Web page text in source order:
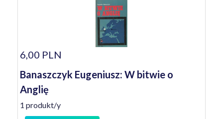
6,00 PLN
Banaszczyk Eugeniusz: W bitwie o
Anglię
1 produkt/y